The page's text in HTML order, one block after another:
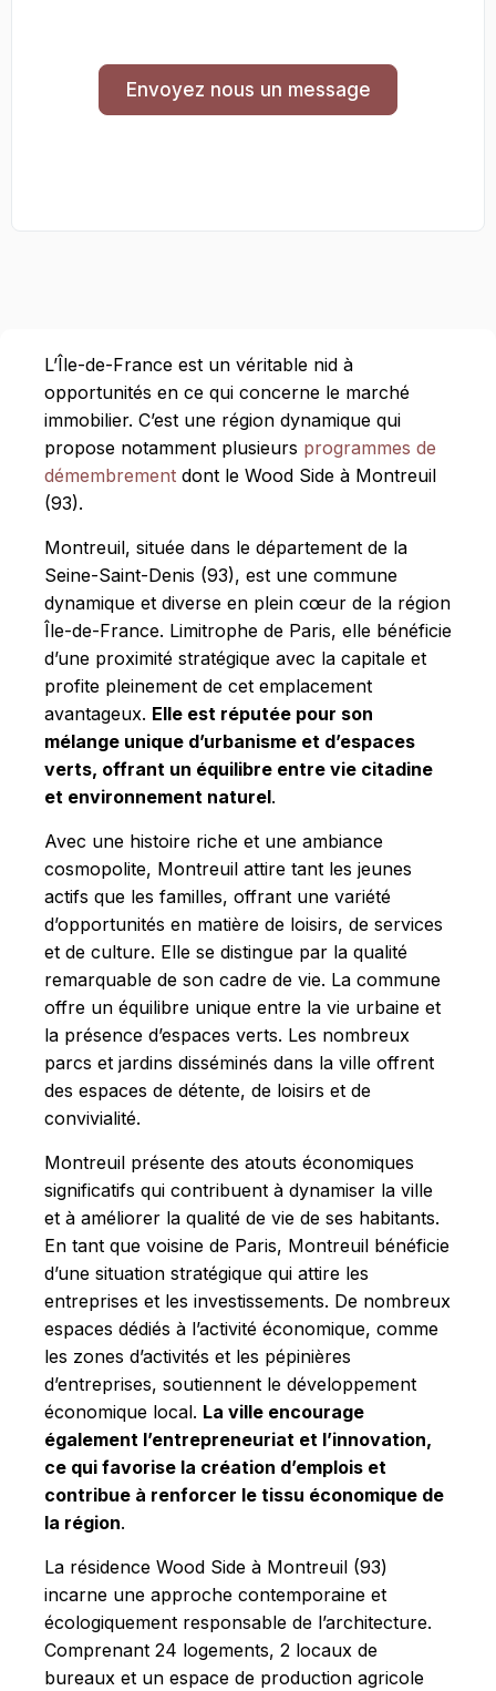
Envoyez nous un message
L’Île-de-France est un véritable nid à
opportunités en ce qui concerne le marché
immobilier. C’est une région dynamique qui
propose notamment plusieurs programmes de
démembrement dont le Wood Side à Montreuil
(93).
Montreuil, située dans le département de la
Seine-Saint-Denis (93), est une commune
dynamique et diverse en plein cœur de la région
Île-de-France. Limitrophe de Paris, elle bénéficie
d’une proximité stratégique avec la capitale et
profite pleinement de cet emplacement
avantageux. Elle est réputée pour son
mélange unique d’urbanisme et d’espaces
verts, offrant un équilibre entre vie citadine
et environnement naturel.
Avec une histoire riche et une ambiance
cosmopolite, Montreuil attire tant les jeunes
actifs que les familles, offrant une variété
d’opportunités en matière de loisirs, de services
et de culture. Elle se distingue par la qualité
remarquable de son cadre de vie. La commune
offre un équilibre unique entre la vie urbaine et
la présence d’espaces verts. Les nombreux
parcs et jardins disséminés dans la ville offrent
des espaces de détente, de loisirs et de
convivialité.
Montreuil présente des atouts économiques
significatifs qui contribuent à dynamiser la ville
et à améliorer la qualité de vie de ses habitants.
En tant que voisine de Paris, Montreuil bénéficie
d’une situation stratégique qui attire les
entreprises et les investissements. De nombreux
espaces dédiés à l’activité économique, comme
les zones d’activités et les pépinières
d’entreprises, soutiennent le développement
économique local. La ville encourage
également l’entrepreneuriat et l’innovation,
ce qui favorise la création d’emplois et
contribue à renforcer le tissu économique de
la région.
La résidence Wood Side à Montreuil (93)
incarne une approche contemporaine et
écologiquement responsable de l’architecture.
Comprenant 24 logements, 2 locaux de
bureaux et un espace de production agricole